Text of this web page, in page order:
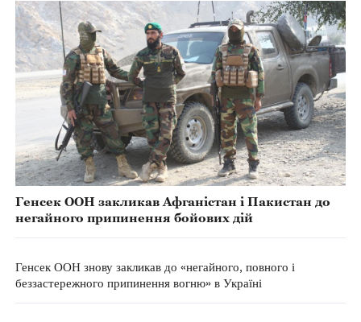
Генсек ООН закликав Афганістан і Пакистан до
негайного припинення бойових дій
Генсек ООН знову закликав до «негайного, повного і
беззастережного припинення вогню» в Україні